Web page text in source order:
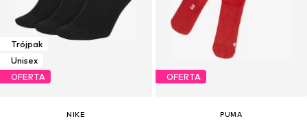
Trójpak
Unisex
OFERTA
NIKE
OFERTA
PUMA